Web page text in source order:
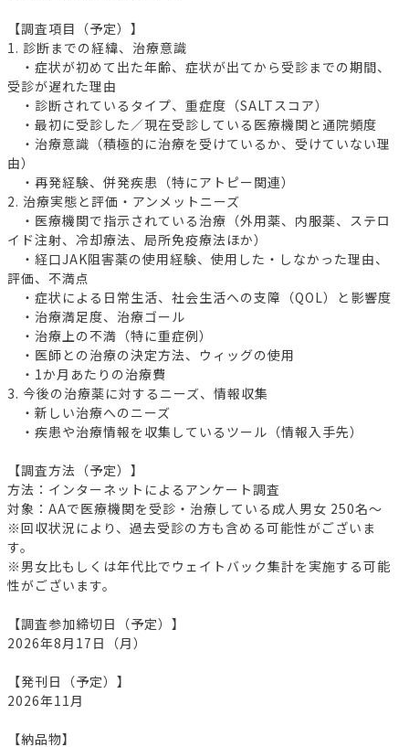
【調査項目（予定）】
1. 診断までの経緯、治療意識
・症状が初めて出た年齢、症状が出てから受診までの期間、
受診が遅れた理由
・診断されているタイプ、重症度（SALTスコア）
・最初に受診した／現在受診している医療機関と通院頻度
・治療意識（積極的に治療を受けているか、受けていない理
由）
・再発経験、併発疾患（特にアトピー関連）
2. 治療実態と評価・アンメットニーズ
・医療機関で指示されている治療（外用薬、内服薬、ステロ
イド注射、冷却療法、局所免疫療法ほか）
・経口JAK阻害薬の使用経験、使用した・しなかった理由、
評価、不満点
・症状による日常生活、社会生活への支障（QOL）と影響度
・治療満足度、治療ゴール
・治療上の不満（特に重症例）
・医師との治療の決定方法、ウィッグの使用
・1か月あたりの治療費
3. 今後の治療薬に対するニーズ、情報収集
・新しい治療へのニーズ
・疾患や治療情報を収集しているツール（情報入手先）
【調査方法（予定）】
方法：インターネットによるアンケート調査
対象：AAで医療機関を受診・治療している成人男女 250名～
※回収状況により、過去受診の方も含める可能性がございま
す。
※男女比もしくは年代比でウェイトバック集計を実施する可能
性がございます。
【調査参加締切日（予定）】
2026年8月17日（月）
【発刊日（予定）】
2026年11月
【納品物】